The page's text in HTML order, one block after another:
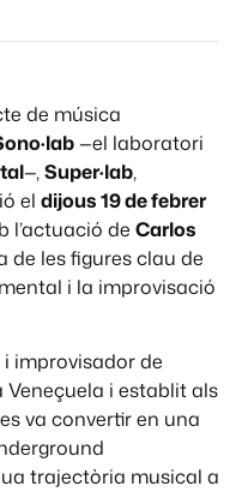
de música
—el laboratori
—,Super·lab,
el dijous 19 de febrer
l’actuació de Carlos
de les figures clau de
i la improvisació
improvisador de
i establit als
va convertir en una
trajectòria musical a